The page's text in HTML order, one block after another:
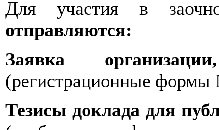
Для участия в
отправляются:
Заявка
(регистрационные
Тезисы доклада для